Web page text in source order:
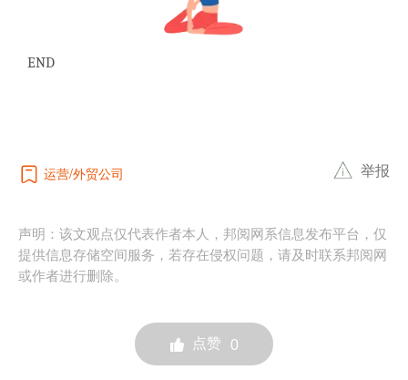
END
运营 外贸公司 举报
声明：该文观点仅代表作者本人，邦阅网系信息发布平台，仅
提供信息存储空间服务，若存在侵权问题，请及时联系邦阅网
或作者进行删除。
点赞 0